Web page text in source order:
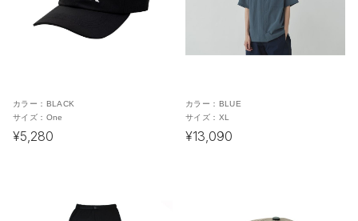
カラー： BLACK
サイズ： One
¥5,280
カラー： BLUE
サイズ： XL
¥13,090